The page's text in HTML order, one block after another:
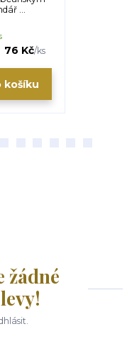
...
76 Kč/ks
košíku
žádné